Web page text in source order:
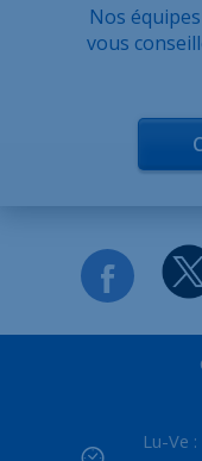
Nos
vous
Lu-Ve